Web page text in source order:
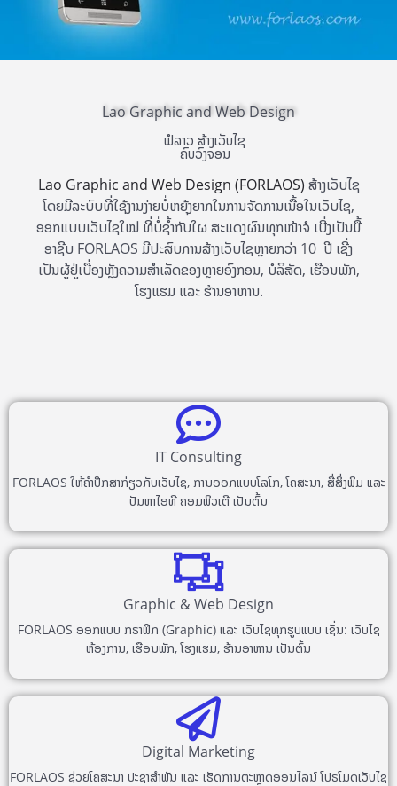
Lao Graphic and Web Design
ຟໍລາວ ສ້າງເວັບໄຊ
ຄົບວົງຈອນ
Lao Graphic and Web Design (FORLAOS) ສ້າງເວັບໄຊ
ໂດຍມີລະບົບທີ່ໃຊ້ງານງ່າຍບໍ່ຫຍຸ້ງຍາກໃນການຈັດການເນື້ອໃນເວັບໄຊ,
ອອກແບບເວັບໄຊໃໝ່ ທີ່ບໍ່ຊ້ຳກັບໃຜ ສະແດງຜົນທຸກໜ້າຈໍ ເບີ່ງເປັນມື້
ອາຊີບ FORLAOS ມີປະສົບການສ້າງເວັບໄຊຫຼາຍກວ່າ 10 ປີ ເຊີ່ງ
ເປັນຜູ້ຢູ່ເບື່ອງຫຼັງຄວາມສຳເລັດຂອງຫຼາຍອົງກອນ, ບໍລິສັດ, ເຮືອນພັກ,
ໂຮງແຮມ ແລະ ຮ້ານອາຫານ.
IT Consulting
FORLAOS ໃຫ້ຄຳປຶກສາກ່ຽວກັບເວັບໄຊ, ການອອກແບບໂລໂກ, ໂຄສະນາ, ສື່ສິ່ງພິມ ແລະ
ປັນຫາໄອທີ ຄອມພິວເຕີ ເປັນຕົ້ນ
Graphic & Web Design
FORLAOS ອອກແບບ ກຣາຟິກ (Graphic) ແລະ ເວັບໄຊທຸກຮູບແບບ ເຊັ່ນ: ເວັບໄຊ
ຫ້ອງການ, ເຮືອນພັກ, ໂຮງແຮມ, ຮ້ານອາຫານ ເປັນຕົ້ນ
Digital Marketing
FORLAOS ຊ່ວຍໂຄສະນາ ປະຊາສຳພັນ ແລະ ເຮັດການຕະຫຼາດອອນໄລນ໌ ໂປຣໂມດເວັບໄຊ